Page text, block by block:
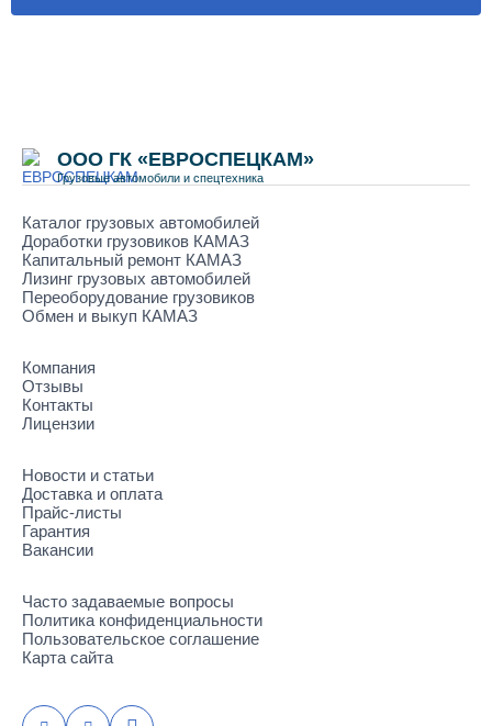
ООО ГК «ЕВРОСПЕЦКАМ»
Грузовые автомобили и спецтехника
Каталог грузовых автомобилей
Доработки грузовиков КАМАЗ
Капитальный ремонт КАМАЗ
Лизинг грузовых автомобилей
Переоборудование грузовиков
Обмен и выкуп КАМАЗ
Компания
Отзывы
Контакты
Лицензии
Новости и статьи
Доставка и оплата
Прайс-листы
Гарантия
Вакансии
Часто задаваемые вопросы
Политика конфиденциальности
Пользовательское соглашение
Карта сайта